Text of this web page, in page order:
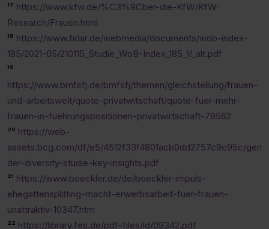
¹⁷ https://www.kfw.de/%C3%9Cber-die-KfW/KfW-
Research/Frauen.html
¹⁸ https://www.fidar.de/webmedia/documents/wob-index-
185/2021-05/210115_Studie_WoB-Index_185_V_alt.pdf
¹⁹
https://www.bmfsfj.de/bmfsfj/themen/gleichstellung/frauen-
und-arbeitswelt/quote-privatwitschaft/quote-fuer-mehr-
frauen-in-fuehrungspositionen-privatwirtschaft-78562
²⁰ https://web-
assets.bcg.com/df/e5/4512f33f4801acb0dd2757c9c95c/gen
der-diversity-studie-key-insights.pdf
²¹ https://www.boeckler.de/de/boeckler-impuls-
ehegattensplitting-macht-erwerbsarbeit-fuer-frauen-
unattraktiv-10347.htm
²² https://library.fes.de/pdf-files/id/09342.pdf